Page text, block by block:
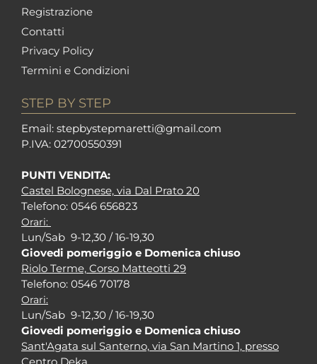
Registrazione
Contatti
Privacy Policy
Termini e Condizioni
STEP BY STEP
Email: stepbystepmaretti@gmail.com
P.IVA: 02700550391
PUNTI VENDITA:
Castel Bolognese, via Dal Prato 20
Telefono: 0546 656823
Orari:
Lun/Sab 9-12,30 / 16-19,30
Giovedi pomeriggio e Domenica chiuso
Riolo Terme, Corso Matteotti 29
Telefono: 0546 70178
Orari:
Lun/Sab 9-12,30 / 16-19,30
Giovedi pomeriggio e Domenica chiuso
Sant'Agata sul Santerno, via San Martino 1, presso